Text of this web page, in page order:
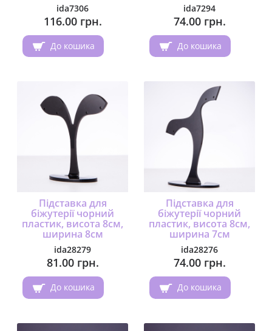
ida7306
116.00 грн.
До кошика
ida7294
74.00 грн.
До кошика
Підставка для
біжутерії чорний
пластик, висота 8см,
ширина 8см
ida28279
81.00 грн.
До кошика
Підставка для
біжутерії чорний
пластик, висота 8см,
ширина 7см
ida28276
74.00 грн.
До кошика